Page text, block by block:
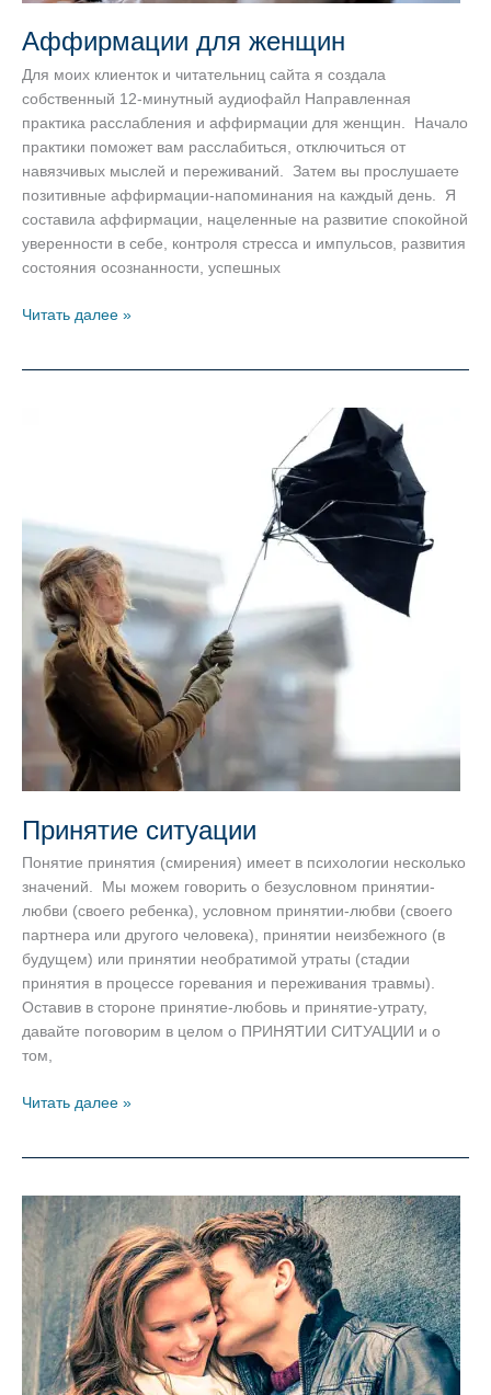
Аффирмации для женщин
Для моих клиенток и читательниц сайта я создала
собственный 12-минутный аудиофайл Направленная
практика расслабления и аффирмации для женщин. Начало
практики поможет вам расслабиться, отключиться от
навязчивых мыслей и переживаний. Затем вы прослушаете
позитивные аффирмации-напоминания на каждый день. Я
составила аффирмации, нацеленные на развитие спокойной
уверенности в себе, контроля стресса и импульсов, развития
состояния осознанности, успешных
Аффирмации
Читать далее »
Принятие ситуации
Понятие принятия (смирения) имеет в психологии несколько
значений. Мы можем говорить о безусловном принятии-
любви (своего ребенка), условном принятии-любви (своего
партнера или другого человека), принятии неизбежного (в
будущем) или принятии необратимой утраты (стадии
принятия в процессе горевания и переживания травмы).
Оставив в стороне принятие-любовь и принятие-утрату,
давайте поговорим в целом о ПРИНЯТИИ СИТУАЦИИ и о
том,
Принятие
Читать далее »